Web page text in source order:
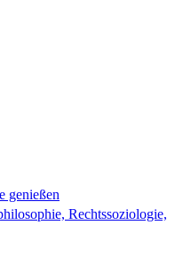
genießen
Rechtssoziologie,